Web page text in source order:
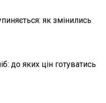
як змінились
до яких цін готуватись